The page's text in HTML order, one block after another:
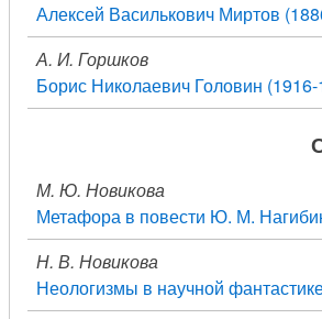
Алексей Василькович Миртов
А. И. Горшков
Борис Николаевич Головин (1916-
М. Ю. Новикова
Метафора в повести Ю. М.
Н. В. Новикова
Неологизмы в научной